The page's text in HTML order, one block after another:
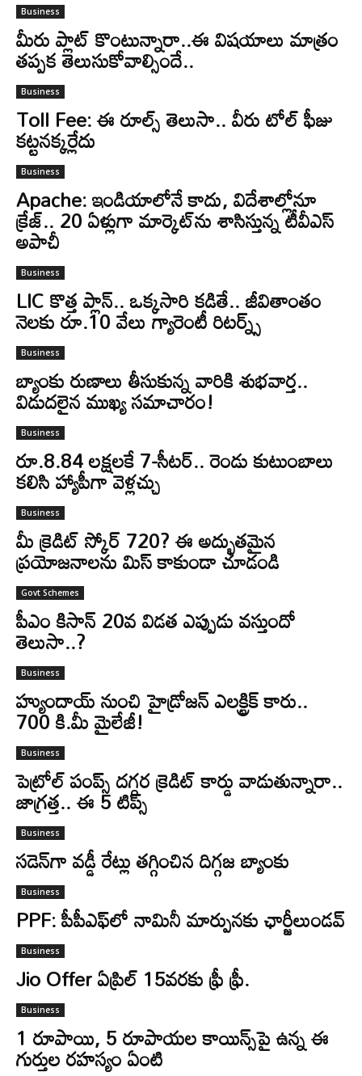
Business
మీరు ప్లాట్ కొంటున్నారా..ఈ విషయాలు మాత్రం
తప్పక తెలుసుకోవాల్సిందే..
Business
Toll Fee: ఈ రూల్స్ తెలుసా.. వీరు టోల్‌ ఫీజు
కట్టనక్కర్లేదు
Business
Apache: ఇండియాలోనే కాదు, విదేశాల్లోనూ
క్రేజ్.. 20 ఏళ్లుగా మార్కెట్‌ను శాసిస్తున్న టీవీఎస్
అపాచీ
Business
LIC కొత్త ప్లాన్.. ఒక్కసారి కడితే.. జీవితాంతం
నెలకు రూ.10 వేలు గ్యారెంటీ రిటర్న్స్
Business
బ్యాంకు రుణాలు తీసుకున్న వారికి శుభవార్త..
విడుదలైన ముఖ్య సమాచారం!
Business
రూ.8.84 లక్షలకే 7-సీటర్.. రెండు కుటుంబాలు
కలిసి హ్యాపీగా వెళ్లచ్చు
Business
మీ క్రెడిట్ స్కోర్ 720? ఈ అద్భుతమైన
ప్రయోజనాలను మిస్ కాకుండా చూడండి
Govt Schemes
పీఎం కిసాన్‌ 20వ విడత ఎప్పుడు వస్తుందో
తెలుసా..?
Business
హ్యుందాయ్‌ నుంచి హైడ్రోజన్ ఎలక్ట్రిక్ కారు..
700 కి.మీ మైలేజీ!
Business
పెట్రోల్ పంప్స్ దగ్గర క్రెడిట్ కార్డు వాడుతున్నారా..
జాగ్రత్త.. ఈ 5 టిప్స్
Business
సడెన్‌గా వడ్డీ రేట్లు తగ్గించిన దిగ్గజ బ్యాంకు
Business
PPF: పీపీఎఫ్‌లో నామినీ మార్పునకు ఛార్జీలుండవ్‌
Business
Jio Offer ఏప్రిల్ 15వరకు ఫ్రీ ఫ్రీ.
Business
1 రూపాయి, 5 రూపాయల కాయిన్స్‌పై ఉన్న ఈ
గుర్తుల రహస్యం ఏంటి